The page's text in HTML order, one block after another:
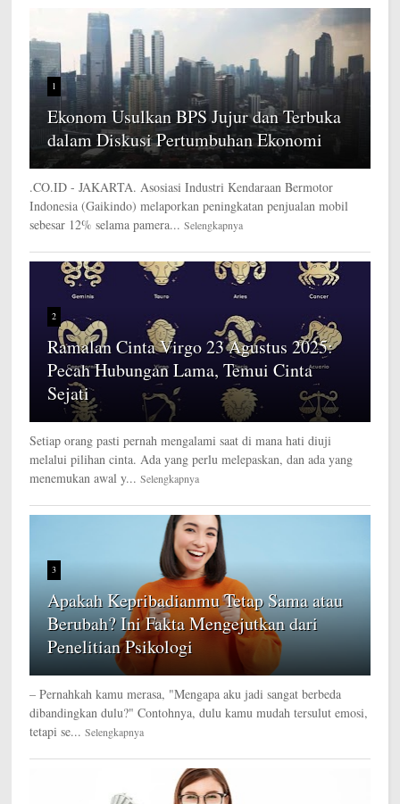
1
Ekonom Usulkan BPS Jujur dan Terbuka
dalam Diskusi Pertumbuhan Ekonomi
.CO.ID - JAKARTA. Asosiasi Industri Kendaraan Bermotor
Indonesia (Gaikindo) melaporkan peningkatan penjualan mobil
sebesar 12% selama pamera... Selengkapnya
2
Ramalan Cinta Virgo 23 Agustus 2025:
Pecah Hubungan Lama, Temui Cinta
Sejati
Setiap orang pasti pernah mengalami saat di mana hati diuji
melalui pilihan cinta. Ada yang perlu melepaskan, dan ada yang
menemukan awal y... Selengkapnya
3
Apakah Kepribadianmu Tetap Sama atau
Berubah? Ini Fakta Mengejutkan dari
Penelitian Psikologi
– Pernahkah kamu merasa, "Mengapa aku jadi sangat berbeda
dibandingkan dulu?" Contohnya, dulu kamu mudah tersulut emosi,
tetapi se... Selengkapnya